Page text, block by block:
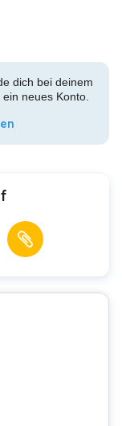
dich bei deinem
neues Konto.